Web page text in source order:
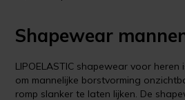
Shapewear
LIPOELASTIC shapewear voor
om mannelijke borstvorming
romp slanker te laten lijken. De